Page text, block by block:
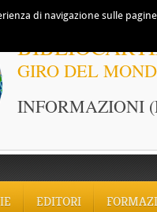
GIRO DEL
INFORMAZIONI
EDITORI
di navigazione sulle